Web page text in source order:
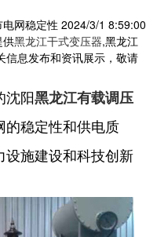
网稳定性 2024/3/1 8:59:00
供黑龙江干式变压器,黑龙江
信息发布和资讯展示，敬请
沈阳黑龙江有载调压
的稳定性和供电质
施建设和科技创新